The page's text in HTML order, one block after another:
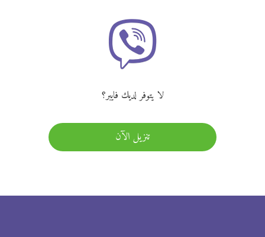
لا يتوفر لديك فايبر؟
تنزيل الآن